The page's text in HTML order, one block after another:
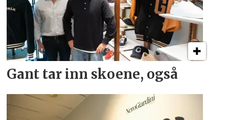
Gant tar inn skoene, også